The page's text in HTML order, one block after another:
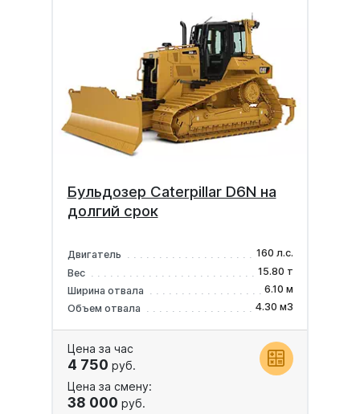
Бульдозер Caterpillаr D6N на
долгий срок
Двигатель
160 л.с.
Вес
15.80 т
Ширина отвала
6.10 м
Объем отвала
4.30 м3
Цена за час
4 750 руб.
Цена за смену:
38 000 руб.